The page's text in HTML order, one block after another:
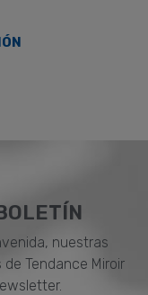
nuestras
Tendance Miroir